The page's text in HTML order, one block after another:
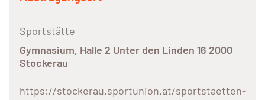
Sportstätte
Gymnasium, Halle 2 Unter den Linden 16 2000
Stockerau
https://stockerau.sportunion.at/sportstaetten-